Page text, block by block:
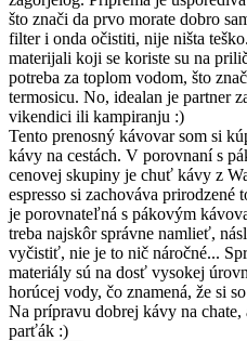
što znači da prvo morate dobro
filter i onda očistiti, nije ništa
materijali koji se koriste su na
potreba za toplom vodom, što
termosicu. No, idealan je partner
vikendici ili kampiranju :)
Tento prenosný kávovar som si
kávy na cestách. V porovnaní s
cenovej skupiny je chuť kávy z
espresso si zachováva prirodzené
je porovnateľná s pákovým
treba najskôr správne namlieť,
vyčistiť, nie je to nič náročné...
materiály sú na dosť vysokej
horúcej vody, čo znamená, že si
Na prípravu dobrej kávy na
parťák :)